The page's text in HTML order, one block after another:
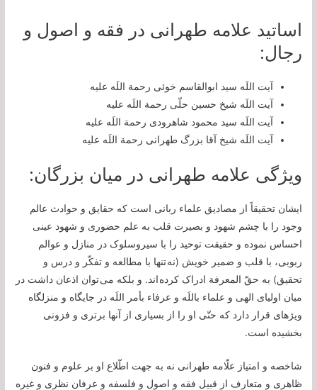
اساتید علامه طهرانی در فقه و اصول و
رجال:
آیت اللَه سید ابوالقاسم خوئی رحمة اللَه علیه
آیت اللَه شیخ حسین حلّی رحمة اللَه علیه
آیت اللَه سید محمود شاهرودی رحمة اللَه علیه
آیت اللَه شیخ آقا بزرگ طهرانی رحمة اللَه علیه
ویژگی علامه طهرانی در میان بزرگان:
ایشان تحقيقاً از مصاديق علماء ربانی است كه حقایق و حوادث عالم
وجود را با چشم شهود و بصيرت قلب به علم حضورى و شهود عينى
احساس نموده و حقيقت توحيد را با سیروسلوک در منازل و عوالم
ربوبى، با قلب و ضمير خويش (نه تنها با مطالعه و تفكّر و درس و
تحقيق) به حقّ المعرفة ادراک كرده اند. و بلكه می توان اذعان داشت در
ميان اولياى الهى و علماء باللَه و عرفاء بأمر اللَه در جايگاه و منزلگاه
ويژه‏اى قرار دارد كه حتّى او را از بسيارى از آنها برترى و فزونى
بخشيده است.
شاخصه و امتياز علّامه طهرانى نه به جهت اطّلاع او بر علوم و فنون
ظاهرى و متعارف از قبيل فقه و اصول و فلسفه و عرفان نظرى و غيره